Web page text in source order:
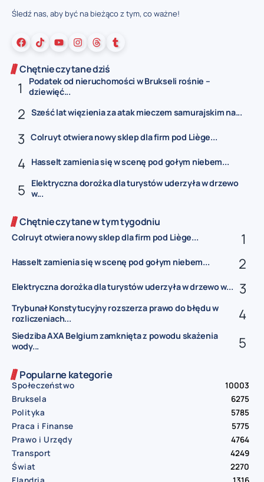
Śledź nas, aby być na bieżąco z tym, co ważne!
Chętnie czytane dziś
Podatek od nieruchomości w Brukseli rośnie –
dziewięć...
Sześć lat więzienia za atak mieczem samurajskim na...
Colruyt otwiera nowy sklep dla firm pod Liège...
Hasselt zamienia się w scenę pod gołym niebem...
Elektryczna dorożka dla turystów uderzyła w drzewo
w...
Chętnie czytane w tym tygodniu
Colruyt otwiera nowy sklep dla firm pod Liège...
Hasselt zamienia się w scenę pod gołym niebem...
Elektryczna dorożka dla turystów uderzyła w drzewo w...
Trybunał Konstytucyjny rozszerza prawo do błędu w
rozliczeniach...
Siedziba AXA Belgium zamknięta z powodu skażenia
wody...
Popularne kategorie
Społeczeństwo
10003
Bruksela
6275
Polityka
5785
Praca i Finanse
5775
Prawo i Urzędy
4764
Transport
4249
Świat
2270